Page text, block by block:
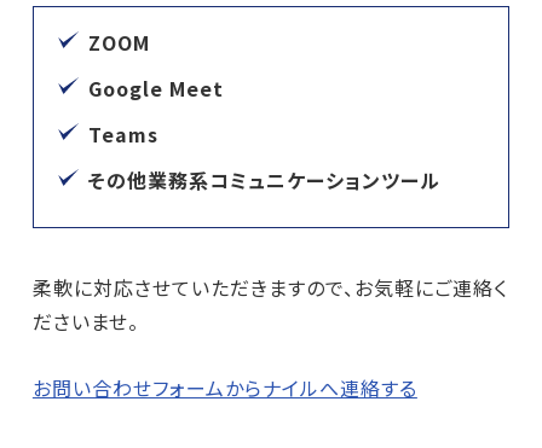
ZOOM
Google Meet
Teams
その他業務系コミュニケーションツール
柔軟に対応させていただきますので、お気軽にご連絡く
ださいませ。
お問い合わせフォームからナイルへ連絡する